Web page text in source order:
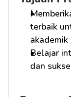
terbaik
Belajar
dan